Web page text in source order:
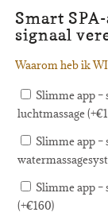
Smart
signaal
Waarom heb ik
Slimme app
luchtmassage (+€
Slimme app
Slimme app
(+€160)